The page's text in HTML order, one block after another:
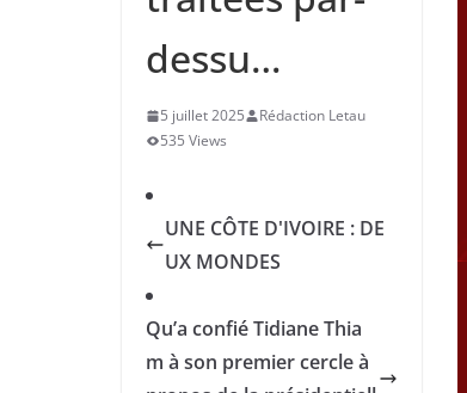
dessu…
5 juillet 2025
Rédaction Letau
535 Views
UNE CÔTE D'IVOIRE : DE
UX MONDES
Qu’a confié Tidiane Thia
m à son premier cercle à